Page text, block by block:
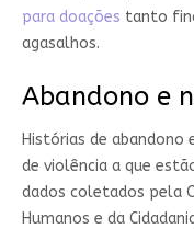
para doações tanto
agasalhos.
Abandono e
Histórias de
de violência a que
dados coletados pela
Humanos e da